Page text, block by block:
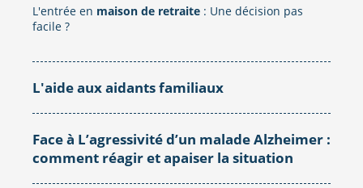
L'entrée en maison de retraite : Une décision pas
facile ?
L'aide aux aidants familiaux
Face à L’agressivité d’un malade Alzheimer :
comment réagir et apaiser la situation